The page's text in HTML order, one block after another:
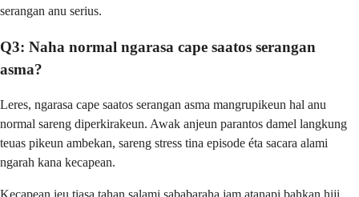
serangan anu serius.
Q3: Naha normal ngarasa cape saatos serangan
asma?
Leres, ngarasa cape saatos serangan asma mangrupikeun hal anu
normal sareng diperkirakeun. Awak anjeun parantos damel langkung
teuas pikeun ambekan, sareng stress tina episode éta sacara alami
ngarah kana kecapean.